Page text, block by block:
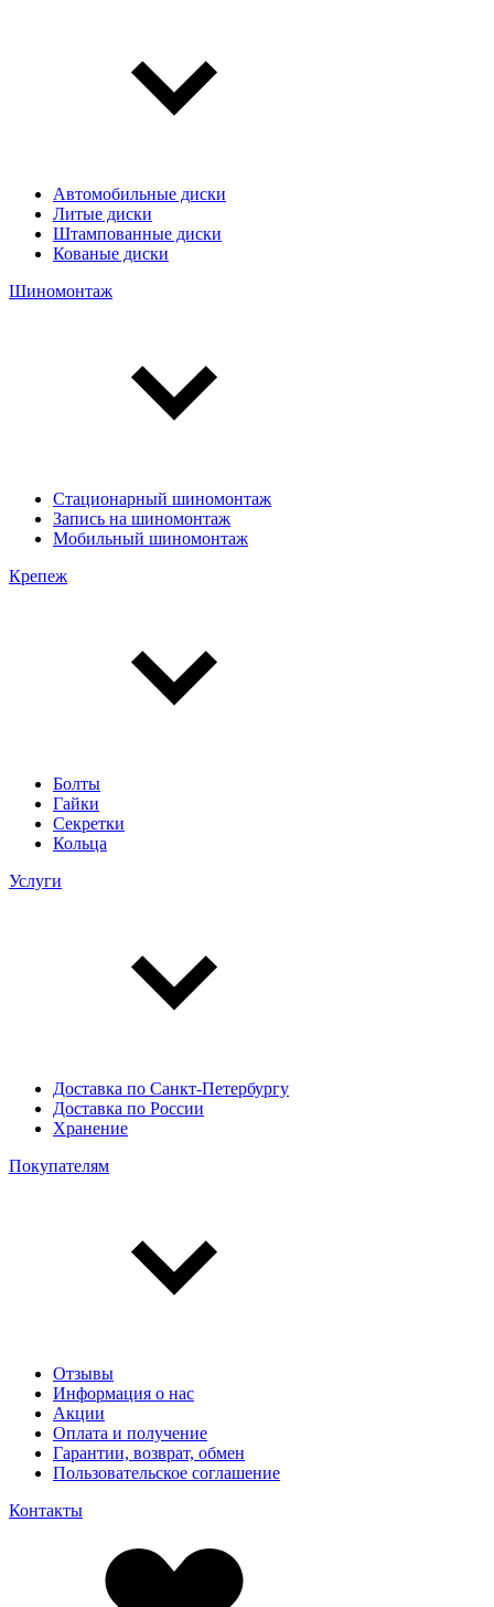
Автомобильные диски
Литые диски
Штампованные диски
Кованые диски
Шиномонтаж
Стационарный шиномонтаж
Запись на шиномонтаж
Мобильный шиномонтаж
Крепеж
Болты
Гайки
Секретки
Кольца
Услуги
Доставка по Санкт-Петербургу
Доставка по России
Хранение
Покупателям
Отзывы
Информация о нас
Акции
Оплата и получение
Гарантии, возврат, обмен
Пользовательское соглашение
Контакты